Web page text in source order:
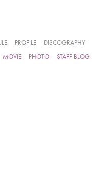
PROFILE DISCOGRAPHY
MOVIE PHOTO STAFF BLOG